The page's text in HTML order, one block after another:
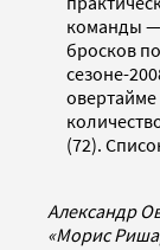
команды —
бросков
сезоне-
(72).
Александр
«Морис